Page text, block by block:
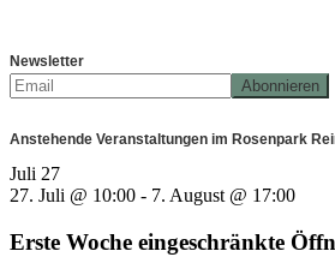
Newsletter
Anstehende Veranstaltungen im Rosenpark
Juli 27
27. Juli @ 10:00 - 7. August @ 17:00
Erste Woche eingeschränkte